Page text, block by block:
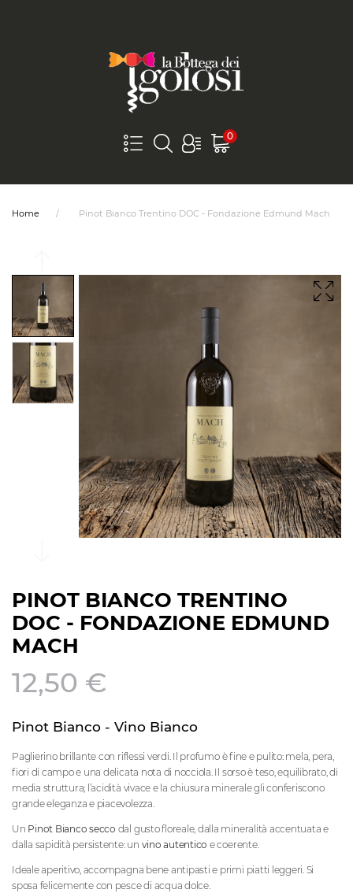
0
Home Pinot Bianco Trentino DOC - Fondazione Edmund Mach
PINOT BIANCO TRENTINO
DOC - FONDAZIONE EDMUND
MACH
12,50 €
Pinot Bianco - Vino Bianco
Paglierino brillante con riflessi verdi. Il profumo è fine e pulito: mela, pera,
fiori di campo e una delicata nota di nocciola. Il sorso è teso, equilibrato, di
media struttura; l’acidità vivace e la chiusura minerale gli conferiscono
grande eleganza e piacevolezza.
Un Pinot Bianco secco dal gusto floreale, dalla mineralità accentuata e
dalla sapidità persistente: un vino autentico e coerente.
Ideale aperitivo, accompagna bene antipasti e primi piatti leggeri. Si
sposa felicemente con pesce di acqua dolce.